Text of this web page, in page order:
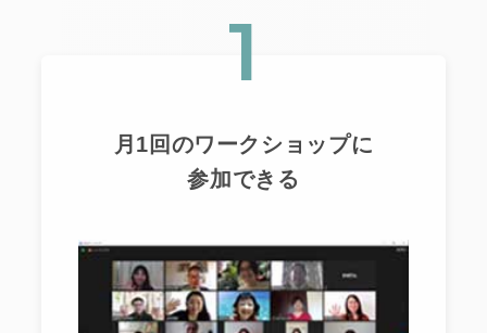
1
月1回のワークショップに
参加できる